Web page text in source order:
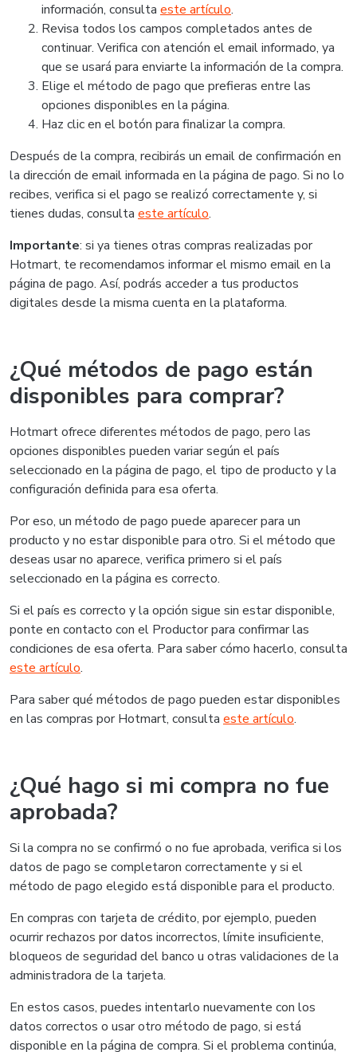
información, consulta este artículo.
Revisa todos los campos completados antes de
continuar. Verifica con atención el email informado, ya
que se usará para enviarte la información de la compra.
Elige el método de pago que prefieras entre las
opciones disponibles en la página.
Haz clic en el botón para finalizar la compra.
Después de la compra, recibirás un email de confirmación en
la dirección de email informada en la página de pago. Si no lo
recibes, verifica si el pago se realizó correctamente y, si
tienes dudas, consulta este artículo.
Importante: si ya tienes otras compras realizadas por
Hotmart, te recomendamos informar el mismo email en la
página de pago. Así, podrás acceder a tus productos
digitales desde la misma cuenta en la plataforma.
¿Qué métodos de pago están
disponibles para comprar?
Hotmart ofrece diferentes métodos de pago, pero las
opciones disponibles pueden variar según el país
seleccionado en la página de pago, el tipo de producto y la
configuración definida para esa oferta.
Por eso, un método de pago puede aparecer para un
producto y no estar disponible para otro. Si el método que
deseas usar no aparece, verifica primero si el país
seleccionado en la página es correcto.
Si el país es correcto y la opción sigue sin estar disponible,
ponte en contacto con el Productor para confirmar las
condiciones de esa oferta. Para saber cómo hacerlo, consulta
este artículo.
Para saber qué métodos de pago pueden estar disponibles
en las compras por Hotmart, consulta este artículo.
¿Qué hago si mi compra no fue
aprobada?
Si la compra no se confirmó o no fue aprobada, verifica si los
datos de pago se completaron correctamente y si el
método de pago elegido está disponible para el producto.
En compras con tarjeta de crédito, por ejemplo, pueden
ocurrir rechazos por datos incorrectos, límite insuficiente,
bloqueos de seguridad del banco u otras validaciones de la
administradora de la tarjeta.
En estos casos, puedes intentarlo nuevamente con los
datos correctos o usar otro método de pago, si está
disponible en la página de compra. Si el problema continúa,